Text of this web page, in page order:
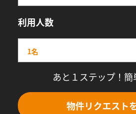
利用人数
あと１ステップ！簡
物件リクエスト